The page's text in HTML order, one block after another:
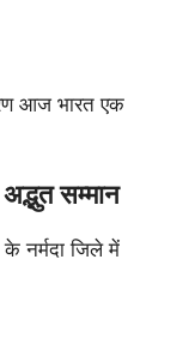
आज भारत एक
सम्मान
नर्मदा जिले में